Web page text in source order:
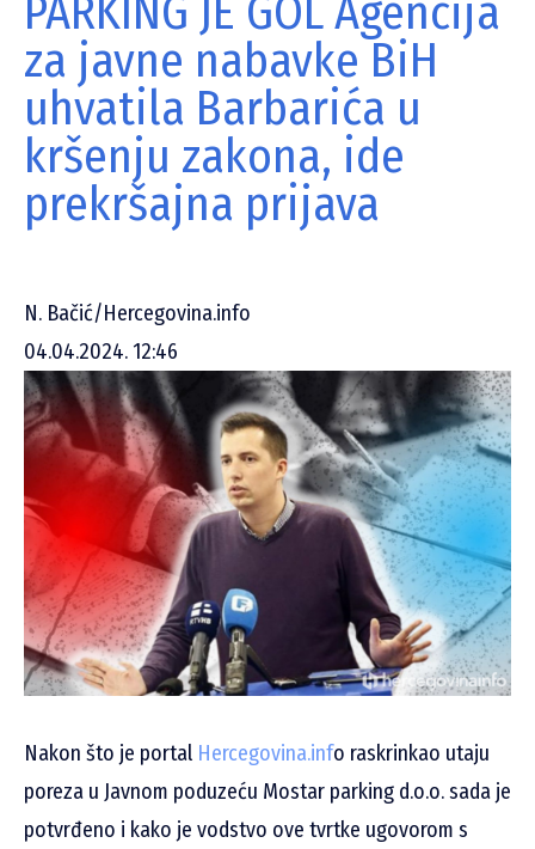
PARKING JE GOL Agencija
za javne nabavke BiH
uhvatila Barbarića u
kršenju zakona, ide
prekršajna prijava
N. Bačić/Hercegovina.info
04.04.2024. 12:46
Nakon što je portal Hercegovina.info raskrinkao utaju
poreza u Javnom poduzeću Mostar parking d.o.o. sada je
potvrđeno i kako je vodstvo ove tvrtke ugovorom s